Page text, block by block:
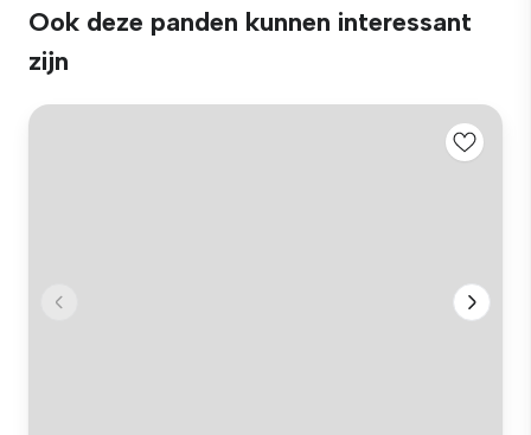
Ook deze panden kunnen interessant
zijn